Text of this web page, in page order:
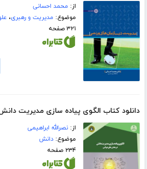
از: محمد احسانی
موضوع: مدیریت و رهبری،
۳۲۱ صفحه
دانلود کتاب الگوی پیاده سازی مدیریت
از:نصرالله ابراهیمی
موضوع:دانش
۲۳۴ صفحه